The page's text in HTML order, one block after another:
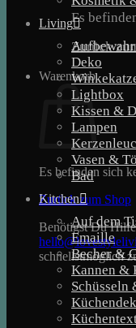
Es
Zurück
Warenkorb
Es befinden sich
Zurück zum Shop
Benötigst Du
schnellstmöglich
Living
Deko
Lightbox
Kissen &
Lampen
Vasen &
Bad
Kitchen
Auf dem
Emaille
Becher &
Kannen &
Schüsseln